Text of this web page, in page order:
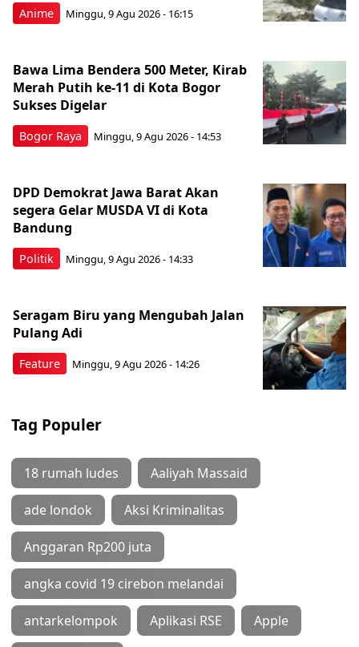
Anime Minggu, 9 Agu 2026 - 16:15
Bogor Raya
Bawa Lima Bendera 500 Meter, Kirab
Merah Putih ke-11 di Kota Bogor
Sukses Digelar
Minggu, 9 Agu 2026 - 14:53
Politik
DPD Demokrat Jawa Barat Akan
segera Gelar MUSDA VI di Kota
Bandung
Minggu, 9 Agu 2026 - 14:33
Feature
Seragam Biru yang Mengubah Jalan
Pulang Adi
Minggu, 9 Agu 2026 - 14:26
Tag Populer
18 rumah ludes Aaliyah Massaid
ade londok Aksi Kriminalitas
Anggaran Rp200 juta
angka covid 19 cirebon melandai
antarkelompok Aplikasi RSE Apple